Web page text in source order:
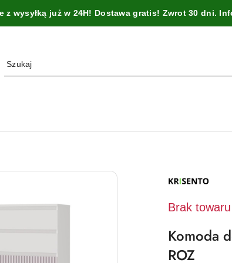
z wysyłką już w 24H! Dostawa gratis! Zwrot 30 dni.
PRODUCENTA:
Brak towaru
Komoda
ROZ